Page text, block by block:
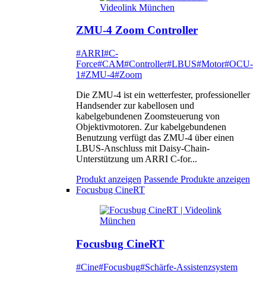
ZMU-4 Zoom Controller
#ARRI#C-
Force#CAM#Controller#LBUS#Motor#OCU-
1#ZMU-4#Zoom
Die ZMU-4 ist ein wetterfester, professioneller
Handsender zur kabellosen und
kabelgebundenen Zoomsteuerung von
Objektivmotoren. Zur kabelgebundenen
Benutzung verfügt das ZMU-4 über einen
LBUS-Anschluss mit Daisy-Chain-
Unterstützung um ARRI C-for...
Produkt anzeigen Passende Produkte anzeigen
Focusbug CineRT
Focusbug CineRT
#Cine#Focusbug#Schärfe-Assistenzsystem